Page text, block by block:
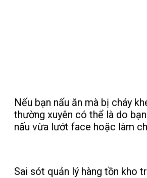
Nếu bạn nấu ăn mà bị cháy
thường xuyên có thể là do bạn
nấu vừa lướt face hoặc làm
Sai sót quản lý hàng tồn kho